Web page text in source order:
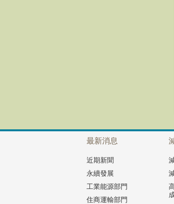
最新消息
近期新聞
永續發展
工業能源部門
住商運輸部門